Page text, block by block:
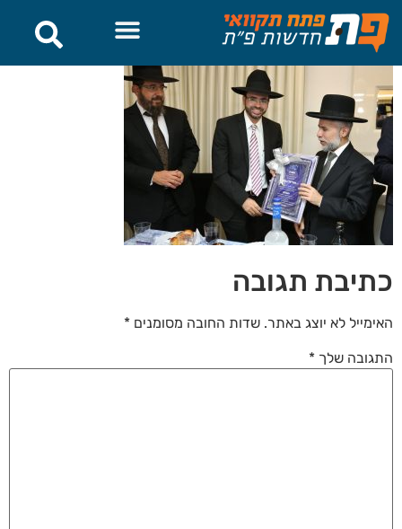
לתוכן
כתיבת תגובה
האימייל לא יוצג באתר. שדות החובה מסומנים *
התגובה שלך *